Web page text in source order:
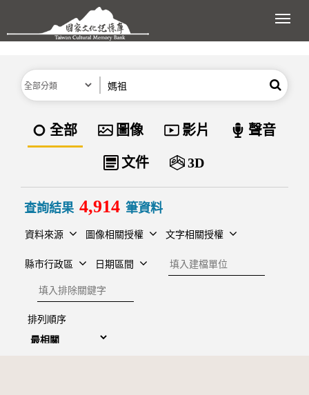
跳到主要內容區塊
展
分類 搜尋
資料類型
全部 圖像 影片 聲音
文件 3D
查詢結果 4,914 筆資料
資料來源 圖像相關授權 文字相關授權
縣市行政區 日期區間
建檔單位
排除關鍵字
排列順序